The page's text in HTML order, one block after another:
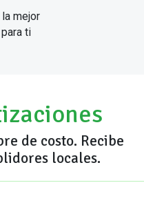
mejor
ti
de costo. Recibe
locales.